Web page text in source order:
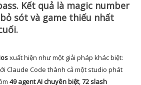
Kết quả là magic number
sót và game thiếu nhất
xuất hiện như một giải pháp khác biệt:
Claude Code thành cả một studio phát
49 agent AI chuyên biệt,72 slash